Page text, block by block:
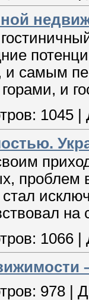
и самым
и
1045
проблем
на
1066
978 |